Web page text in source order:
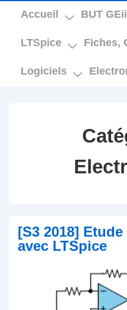
Main
Accueil BUT GEii
LTSpice Fiches,
Logiciels
[S3 2018]
avec LTSpice